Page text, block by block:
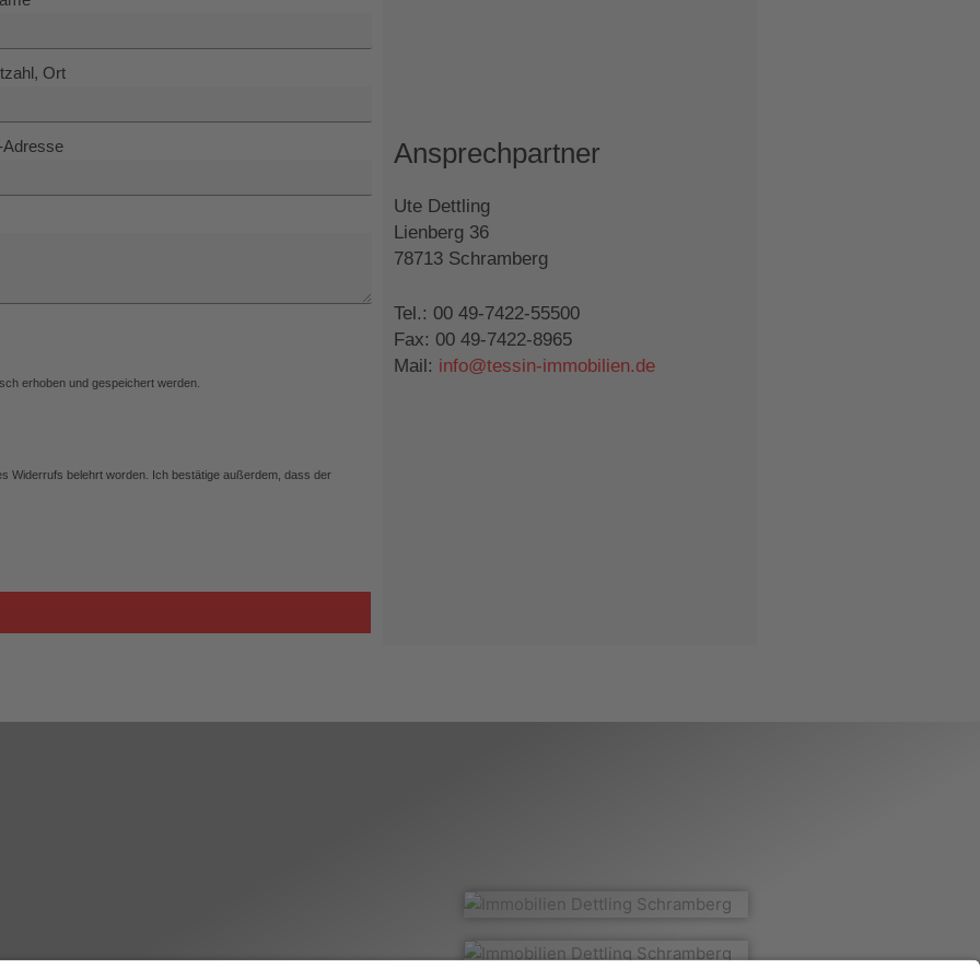
Ort
erhoben und gespeichert werden.
Widerrufs belehrt worden. Ich bestätige außerdem, dass der
Ansprechpartner
Ute Dettling
Lienberg 36
78713 Schramberg
Tel.: 00 49-7422-55500
Fax: 00 49-7422-8965
Mail: info@tessin-immobilien.de